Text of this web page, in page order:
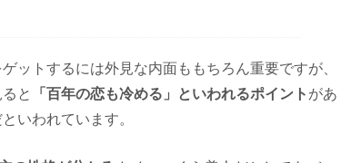
ットするには外見な内面ももちろん重要ですが、
と
「百年の恋も冷める」といわれるポイント があ
いわれています。